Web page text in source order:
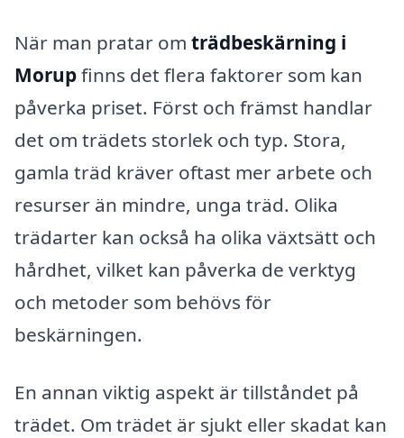
När man pratar om trädbeskärning i
Morupfinns det flera faktorer som kan
påverka priset. Först och främst handlar
det om trädets storlek och typ. Stora,
gamla träd kräver oftast mer arbete och
resurser än mindre, unga träd. Olika
trädarter kan också ha olika växtsätt och
hårdhet, vilket kan påverka de verktyg
och metoder som behövs för
beskärningen.
En annan viktig aspekt är tillståndet på
trädet. Om trädet är sjukt eller skadat kan